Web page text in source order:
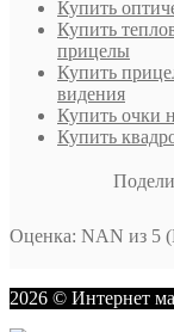
Купить
Купить
прицелы
Купить
видения
Купить очки
Купить
Оценка: NAN из 5 (
2026 © Интернет